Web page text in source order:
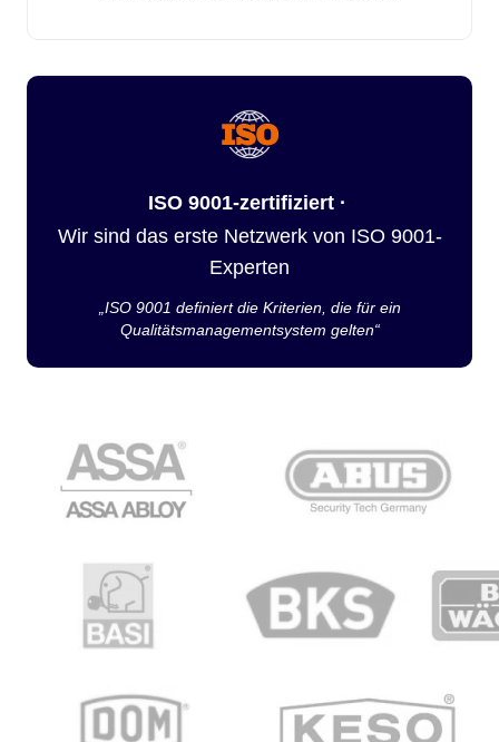
ISO 9001-zertifiziert ·
Wir sind das erste Netzwerk von ISO 9001-
Experten
„ISO 9001 definiert die Kriterien, die für ein
Qualitätsmanagementsystem gelten“